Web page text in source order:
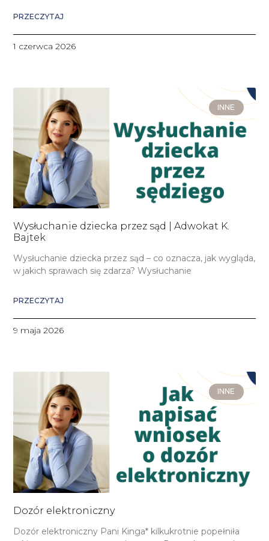
PRZECZYTAJ
1 czerwca 2026
INNE
Wysłuchanie dziecka przez sąd | Adwokat K.
Bajtek
Wysłuchanie dziecka przez sąd – co oznacza, jak wygląda,
w jakich sprawach się zdarza? Wysłuchanie
PRZECZYTAJ
9 maja 2026
INNE
Dozór elektroniczny
Dozór elektroniczny Pani Kinga* kilkukrotnie popełniła